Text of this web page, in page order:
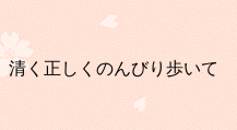
清く正しくのんびり歩いて